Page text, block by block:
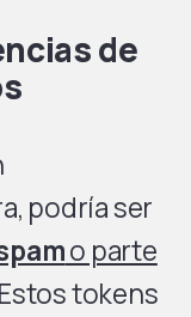
de
podría ser
o parte
Estos tokens